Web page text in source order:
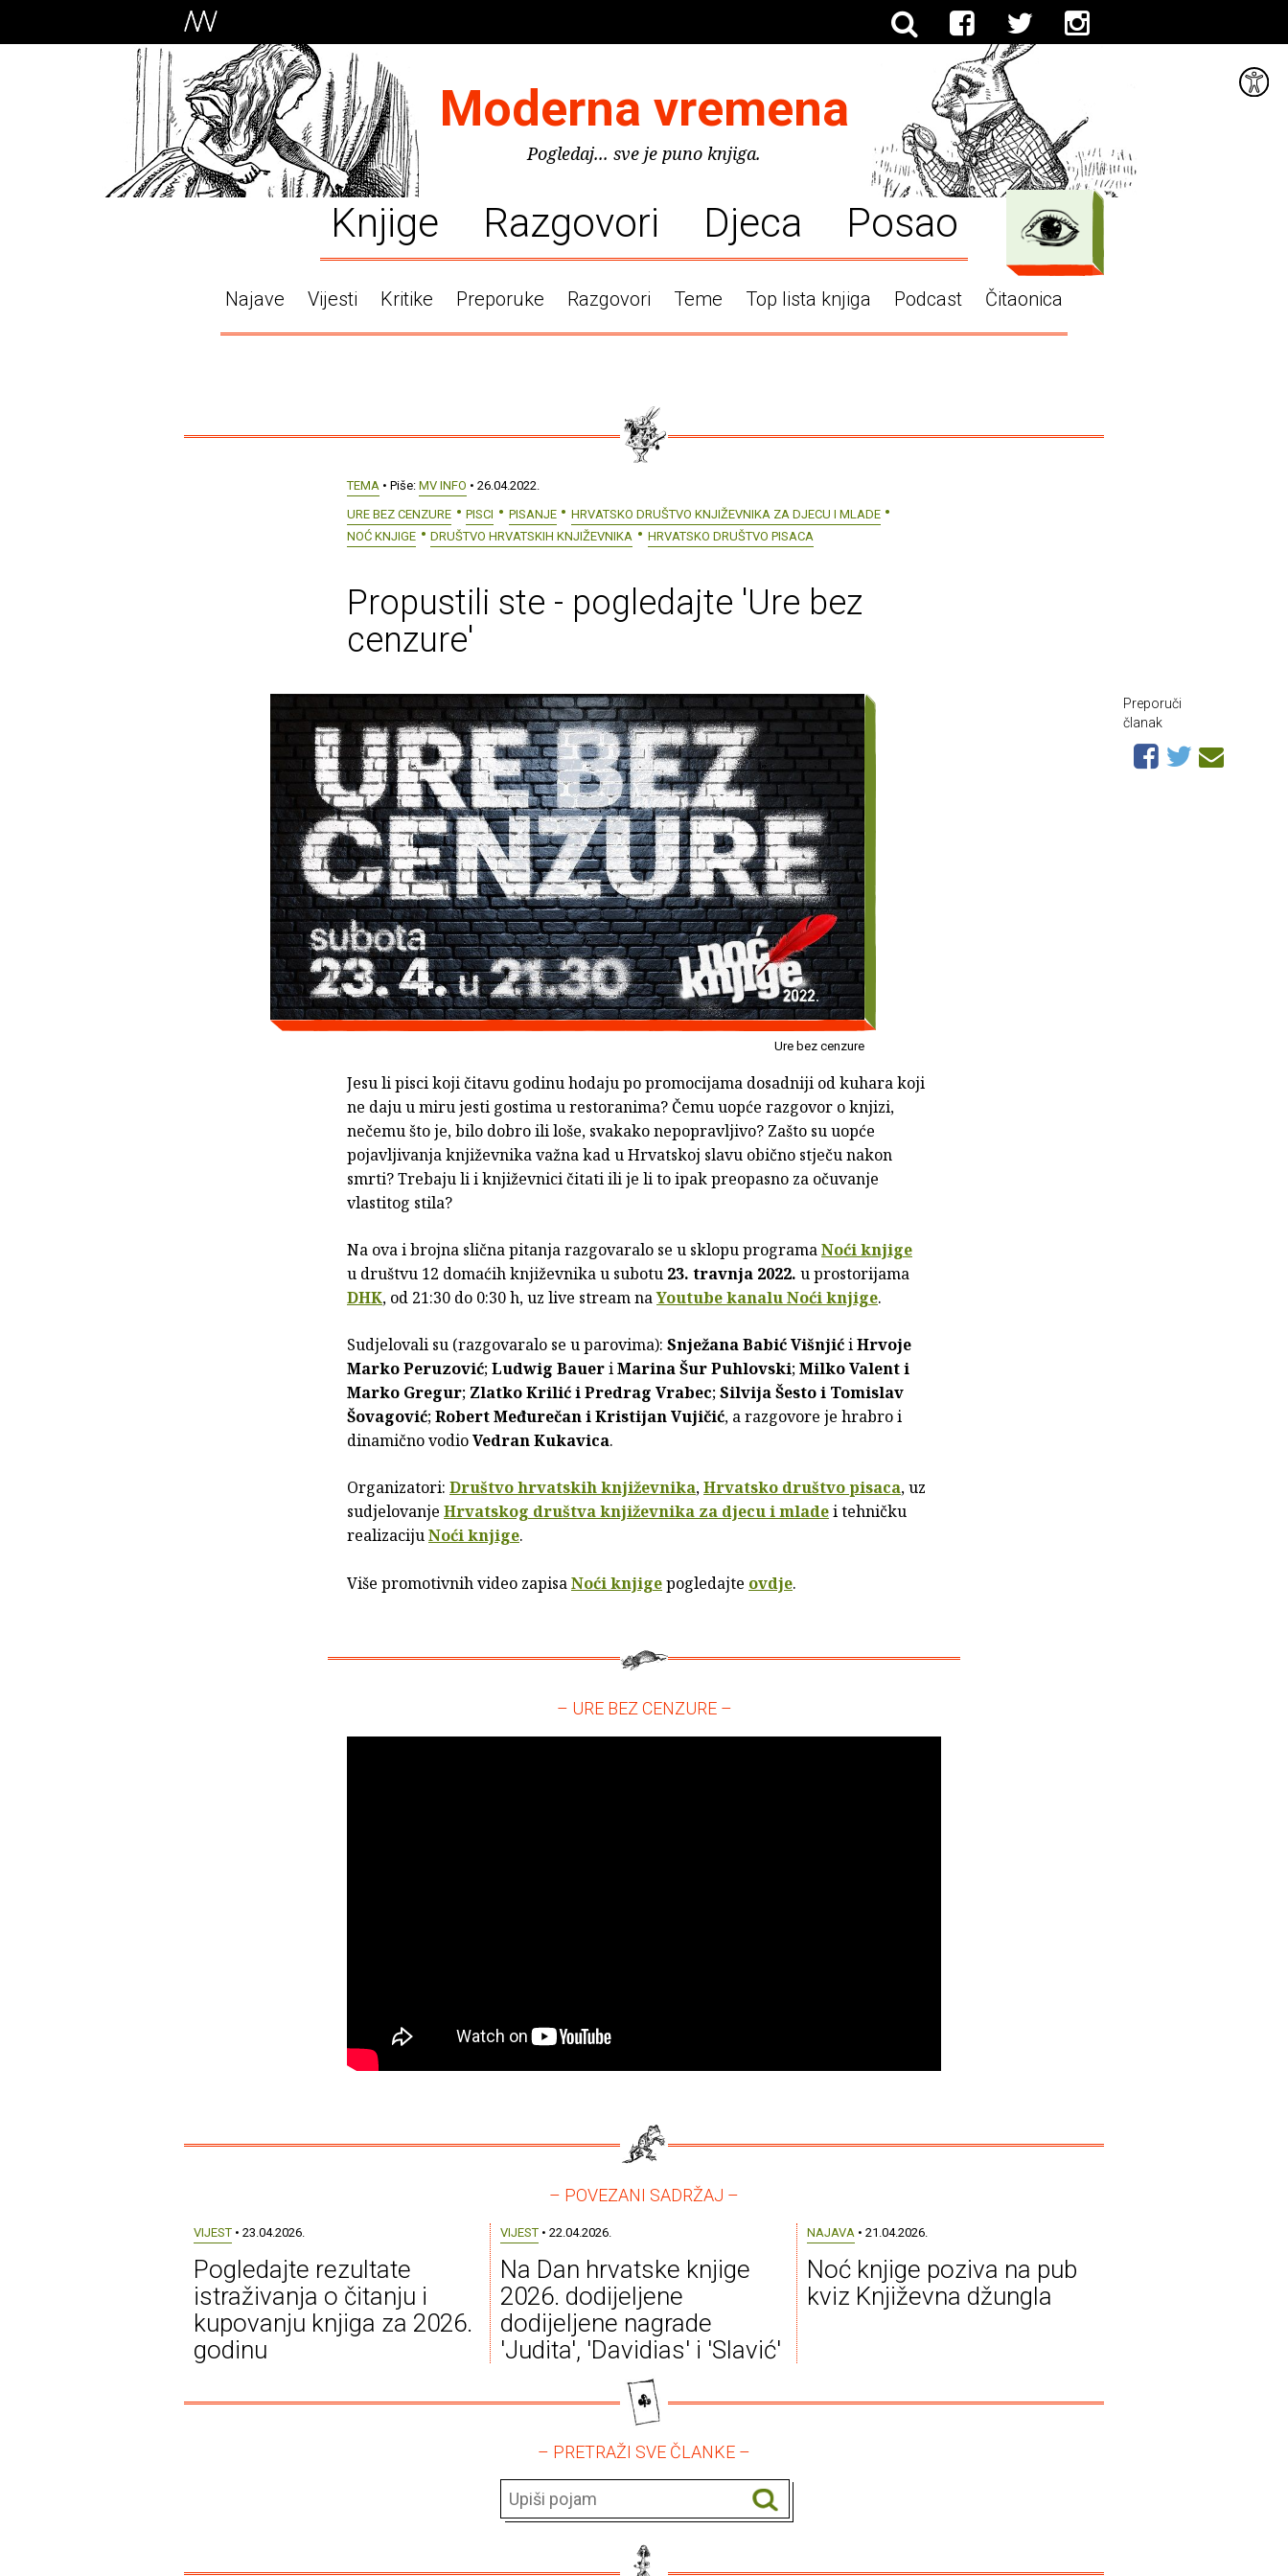
Moderna vremena
Pogledaj... sve je puno knjiga.
Knjige Razgovori Djeca Posao
Najave Vijesti Kritike Preporuke Razgovori Teme Top lista knjiga Podcast Čitaonica
TEMA • Piše: MV INFO • 26.04.2022.
URE BEZ CENZURE
PISCI PISANJE
HRVATSKO DRUŠTVO KNJIŽEVNIKA ZA DJECU I MLADE
NOĆ KNJIGE
DRUŠTVO HRVATSKIH KNJIŽEVNIKA HRVATSKO DRUŠTVO PISACA
Propustili ste - pogledajte 'Ure bez
cenzure'
Ure bez cenzure
Jesu li pisci koji čitavu godinu hodaju po promocijama dosadniji od kuhara koji
ne daju u miru jesti gostima u restoranima? Čemu uopće razgovor o knjizi,
nečemu što je, bilo dobro ili loše, svakako nepopravljivo? Zašto su uopće
pojavljivanja književnika važna kad u Hrvatskoj slavu obično stječu nakon
smrti? Trebaju li i književnici čitati ili je li to ipak preopasno za očuvanje
vlastitog stila?
Na ova i brojna slična pitanja razgovaralo se u sklopu programaNoći knjige
u društvu 12 domaćih književnika u subotu 23. travnja 2022. u prostorijama
DHK, od 21:30 do 0:30 h, uz live stream naYoutube kanalu Noći knjige.
Sudjelovali su (razgovaralo se u parovima): Snježana Babić VišnjićiHrvoje
Marko Peruzović;Ludwig BaueriMarina Šur Puhlovski;Milko Valent i
Marko Gregur; Zlatko Krilić i Predrag Vrabec;Silvija Šesto i Tomislav
Šovagović;Robert Međurečan i Kristijan Vujičić, a razgovore je hrabro i
dinamično vodioVedran Kukavica.
Organizatori: Društvo hrvatskih književnika,Hrvatsko društvo pisaca, uz
sudjelovanje Hrvatskog društva književnika za djecu i mladei tehničku
realizacijuNoći knjige.
Više promotivnih video zapisaNoći knjigepogledajte ovdje.
– URE BEZ CENZURE –
Preporuči
članak
– POVEZANI SADRŽAJ –
VIJEST• 23.04.2026.
Pogledajte rezultate
istraživanja o čitanju i
kupovanju knjiga za 2026.
godinu
VIJEST• 22.04.2026.
Na Dan hrvatske knjige
2026. dodijeljene
dodijeljene nagrade
'Judita', 'Davidias' i 'Slavić'
NAJAVA• 21.04.2026.
Noć knjige poziva na pub
kviz Književna džungla
– PRETRAŽI SVE ČLANKE –